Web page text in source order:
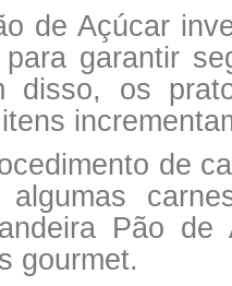
de Açúcar
garantir
disso, os
de
algumas
Pão
gourmet.